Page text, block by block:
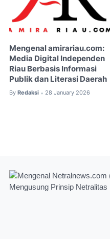
Mengenal amirariau.com:
Media Digital Independen
Riau Berbasis Informasi
Publik dan Literasi Daerah
By Redaksi • 28 January 2026